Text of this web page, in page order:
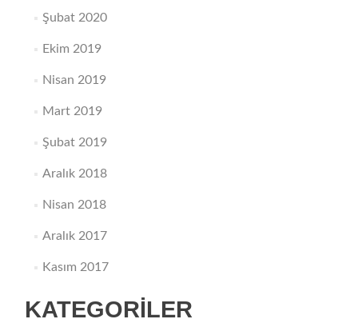
Şubat 2020
Ekim 2019
Nisan 2019
Mart 2019
Şubat 2019
Aralık 2018
Nisan 2018
Aralık 2017
Kasım 2017
KATEGORILER